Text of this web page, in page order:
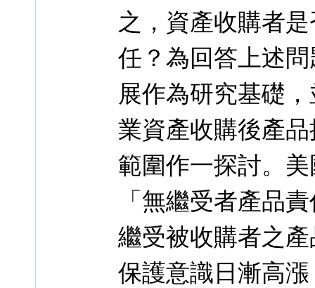
之，資產收購者
任？為回答上述
展作為研究基礎
業資產收購後產
範圍作一探討。
「無繼受者產品
繼受被收購者之
保護意識日漸高